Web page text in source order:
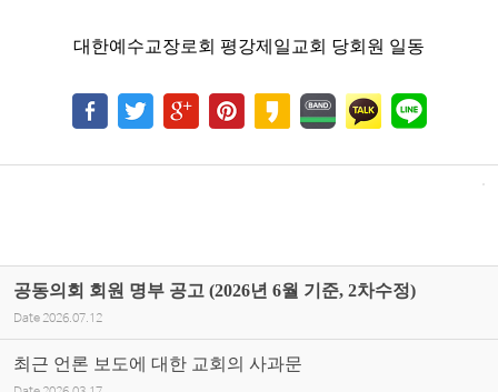
대한예수교장로회 평강제일교회 당회원 일동
공동의회 회원 명부 공고 (2026년 6월 기준, 2차수정)
Date 2026.07.12
최근 언론 보도에 대한 교회의 사과문